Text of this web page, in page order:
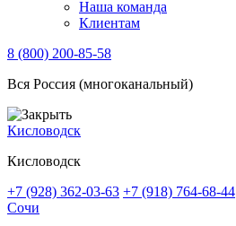
Наша команда
Клиентам
8 (800) 200-85-58
Вся Россия (многоканальный)
Кисловодск
Кисловодск
+7 (928) 362-03-63 +7 (918) 764-68-44
Сочи